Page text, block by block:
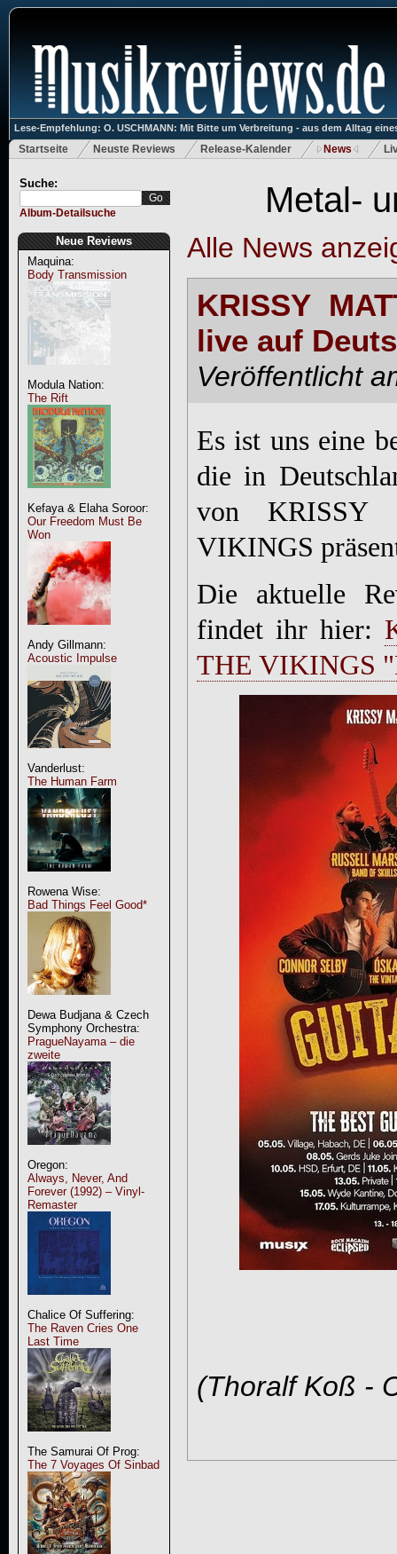
Lese-Empfehlung: O. USCHMANN: Mit Bitte um Verbreitung - aus dem Alltag
Startseite Neuste Reviews Release-Kalender News
Suche:
Album-Detailsuche
Neue Reviews
Maquina:
Body Transmission
Modula Nation:
The Rift
Kefaya & Elaha Soroor:
Our Freedom Must Be
Won
Andy Gillmann:
Acoustic Impulse
Vanderlust:
The Human Farm
Rowena Wise:
Bad Things Feel Good*
Dewa Budjana & Czech
Symphony Orchestra:
PragueNayama – die
zweite
Oregon:
Always, Never, And
Forever (1992) – Vinyl-
Remaster
Chalice Of Suffering:
The Raven Cries One
Last Time
The Samurai Of Prog:
The 7 Voyages Of Sinbad
Metal-
Alle News
KRISSY
live auf
Veröffentlicht
Es ist uns eine
die in
von KRISSY
VIKINGS
Die aktuelle
findet ihr hier:
THE VIKINGS
(Thoralf Koß -